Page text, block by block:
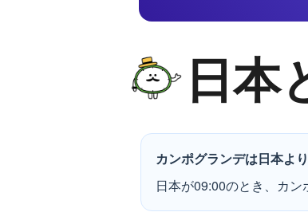
日本
カンポグランデは日本よ
日本が09:00のとき、カン